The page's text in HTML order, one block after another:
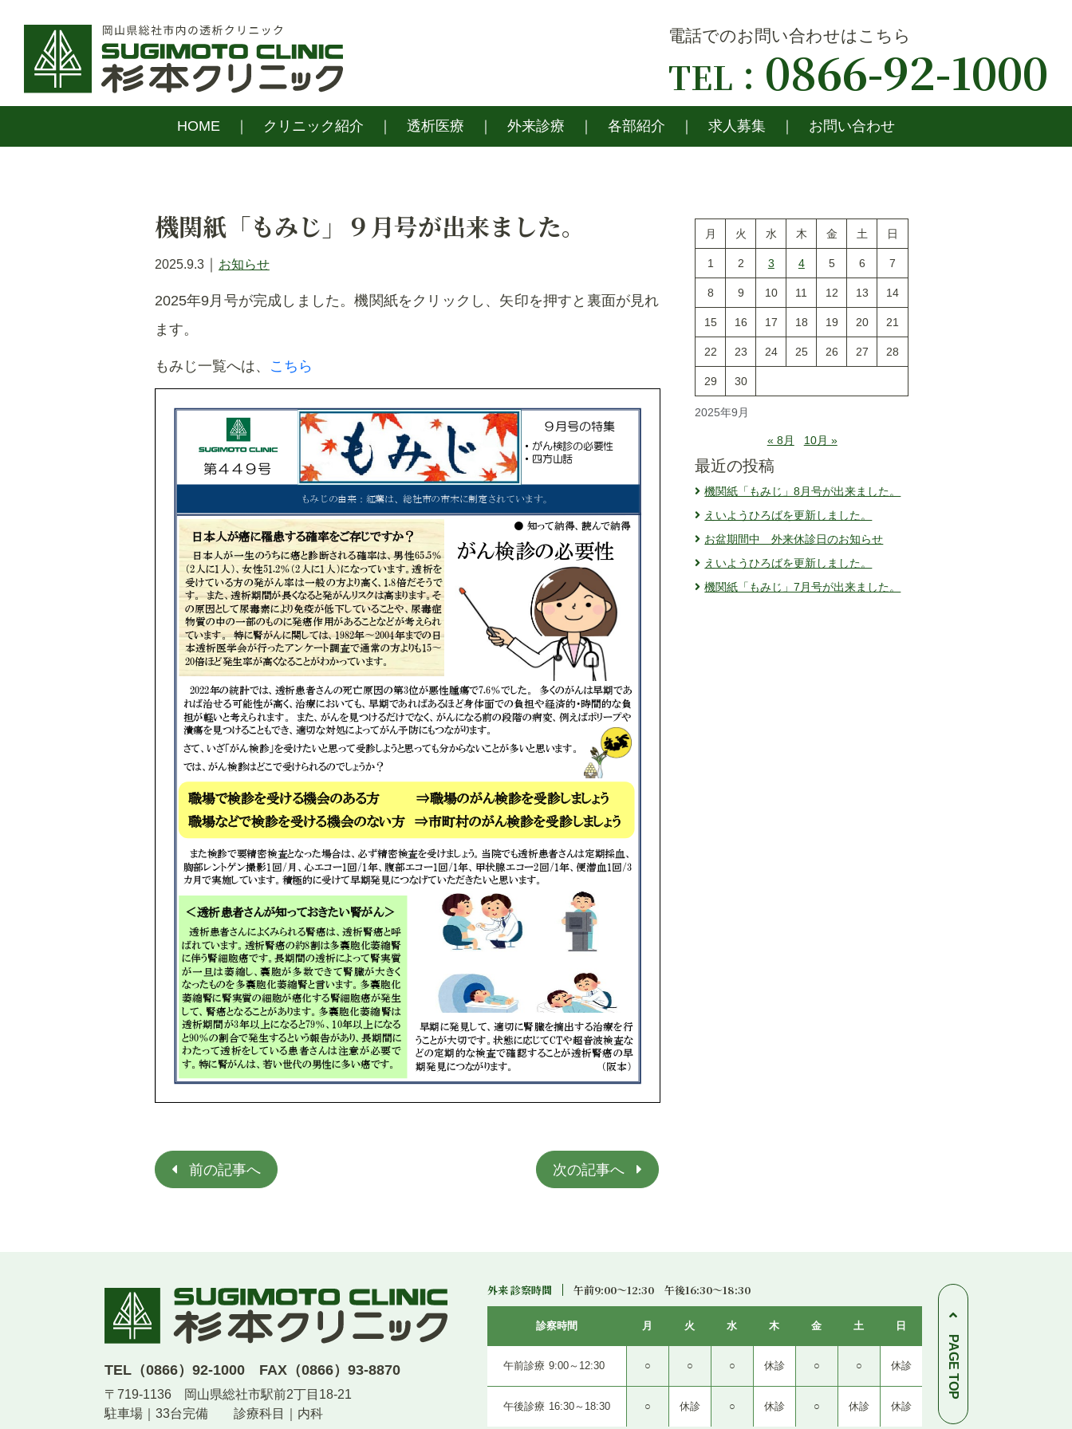
電話でのお問い合わせはこちら
TEL： 0866-92-1000
HOME クリニック紹介 透析医療 外来診療 各部紹介 求人募集 お問い合わせ
機関紙「もみじ」９月号が出来ました。
2025.9.3｜ お知らせ
2025年9月号が完成しました。機関紙をクリックし、矢印を押すと裏面が見れ
ます。
もみじ一覧へは、 こちら
ナ
ビ
ゲ
前の記事へ 次の記事へ
2025年9月
月 火 水 木 金 土 日
1 2 3 4 5 6 7
8 9 10 11 12 13 14
15 16 17 18 19 20 21
22 23 24 25 26 27 28
29 30
« 8月 10月 »
最近の投稿
機関紙「もみじ」8月号が出来ました。
えいようひろばを更新しました。
お盆期間中 外来休診日のお知らせ
えいようひろばを更新しました。
機関紙「もみじ」7月号が出来ました。
TEL（0866）92-1000 FAX（0866）93-8870
〒719-1136 岡山県総社市駅前2丁目18-21
駐車場｜33台完備 診療科目｜内科
外来 診察時間 午前9:00〜12:30 午後16:30〜18:30
診察時間 月 火 水 木 金 土 日
午前診療 9:00～12:30 ○ ○ ○ 休診 ○ ○ 休診
午後診療 16:30～18:30 ○ 休診 ○ 休診 ○ 休診 休診
PAGE TOP